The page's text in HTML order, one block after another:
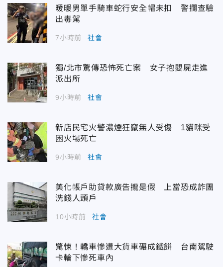
暖暖男單手騎車蛇行安全帽未扣 警攔查驗
出毒駕
7小時前 社會
獨/北市驚傳恐怖死亡案 女子抱嬰屍走進
派出所
9小時前 社會
新店民宅火警濃煙狂竄無人受傷 1貓咪受
困火場死亡
9小時前 社會
美化帳戶助貸款廣告攏是假 上當恐成詐團
洗錢人頭戶
10小時前 社會
驚悚！轎車慘遭大貨車碾成鐵餅 台南駕駛
卡輪下慘死車內